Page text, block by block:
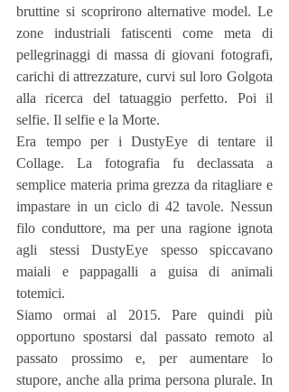
bruttine si scoprirono alternative model. Le
zone industriali fatiscenti come meta di
pellegrinaggi di massa di giovani fotografi,
carichi di attrezzature, curvi sul loro Golgota
alla ricerca del tatuaggio perfetto. Poi il
selfie. Il selfie e la Morte.
Era tempo per i DustyEye di tentare il
Collage. La fotografia fu declassata a
semplice materia prima grezza da ritagliare e
impastare in un ciclo di 42 tavole. Nessun
filo conduttore, ma per una ragione ignota
agli stessi DustyEye spesso spiccavano
maiali e pappagalli a guisa di animali
totemici.
Siamo ormai al 2015. Pare quindi più
opportuno spostarsi dal passato remoto al
passato prossimo e, per aumentare lo
stupore, anche alla prima persona plurale. In